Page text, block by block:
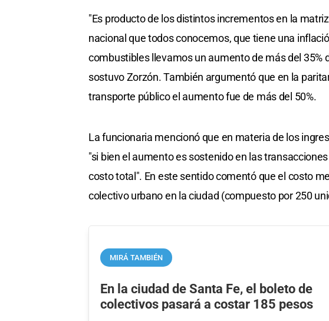
"Es producto de los distintos incrementos en la
nacional que todos conocemos, que tiene una
combustibles llevamos un aumento de más del
sostuvo Zorzón. También argumentó que en la
transporte público el aumento fue de más del 50%.
La funcionaria mencionó que en materia de los
"si bien el aumento es sostenido en las
costo total". En este sentido comentó que el costo
colectivo urbano en la ciudad (compuesto por 250
MIRÁ TAMBIÉN
En la ciudad de Santa Fe, el boleto de
colectivos pasará a costar 185 pesos